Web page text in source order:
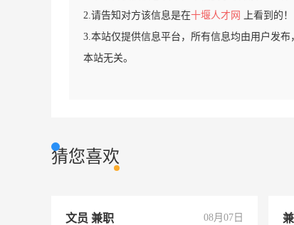
2.请告知对方该信息是在十堰人才网
上看到的！
3.本站仅提供信息平台，所有信息均由用户发
本站无关。
猜您喜欢
文员 兼职 08月07日